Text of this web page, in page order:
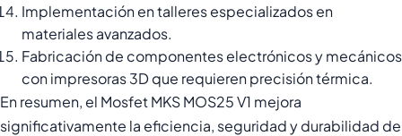
Implementación en talleres especializados en
materiales avanzados.
Fabricación de componentes electrónicos y mecánicos
con impresoras 3D que requieren precisión térmica.
En resumen, el Mosfet MKS MOS25 V1 mejora
significativamente la eficiencia, seguridad y durabilidad de